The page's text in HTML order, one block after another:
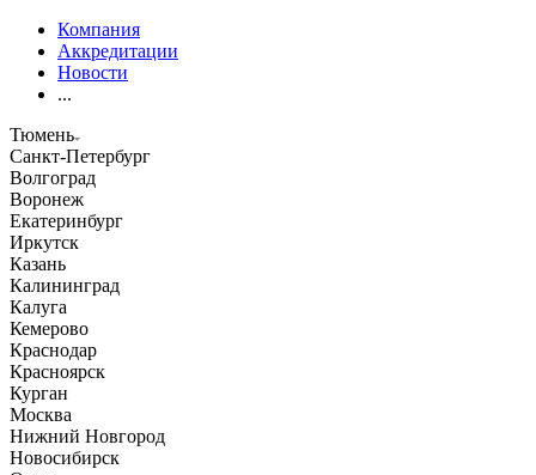
Компания
Аккредитации
Новости
...
Тюмень
Санкт-Петербург
Волгоград
Воронеж
Екатеринбург
Иркутск
Казань
Калининград
Калуга
Кемерово
Краснодар
Красноярск
Курган
Москва
Нижний Новгород
Новосибирск